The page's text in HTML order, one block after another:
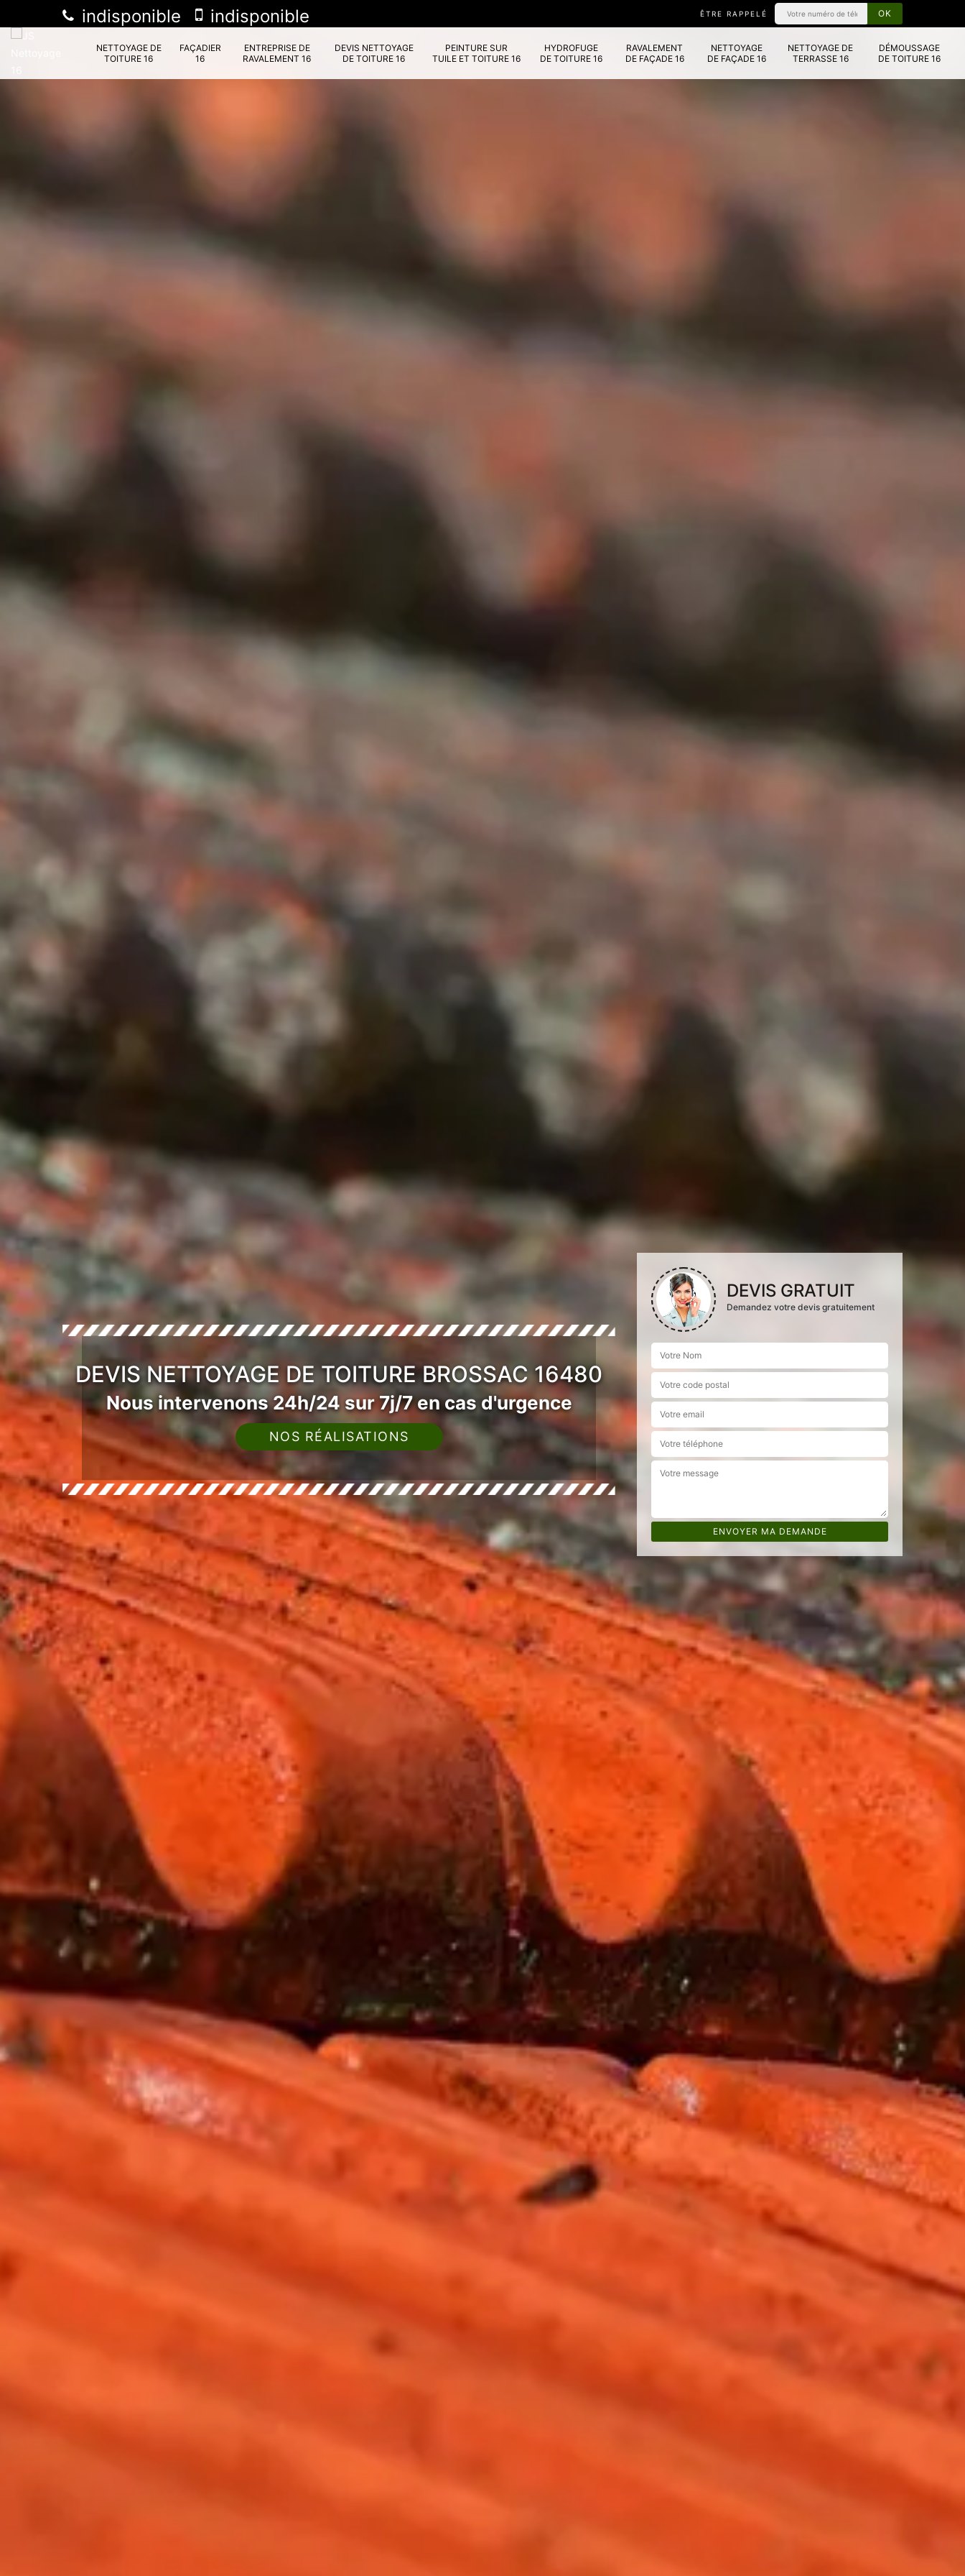
indisponible indisponible ÊTRE RAPPELÉ
NETTOYAGE DE
TOITURE 16
FAÇADIER
16
ENTREPRISE DE
RAVALEMENT 16
DEVIS NETTOYAGE
DE TOITURE 16
PEINTURE SUR
TUILE ET TOITURE 16
HYDROFUGE
DE TOITURE 16
RAVALEMENT
DE FAÇADE 16
NETTOYAGE
DE FAÇADE 16
NETTOYAGE DE
TERRASSE 16
DÉMOUSSAGE
DE TOITURE 16
DEVIS NETTOYAGE DE TOITURE BROSSAC 16480
Nous intervenons 24h/24 sur 7j/7 en cas d'urgence
NOS RÉALISATIONS
DEVIS GRATUIT
Demandez votre devis gratuitement